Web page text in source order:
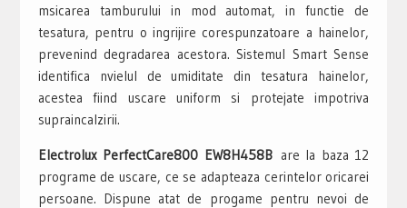
msicarea tamburului in mod automat, in functie de
tesatura, pentru o ingrijire corespunzatoare a hainelor,
prevenind degradarea acestora. Sistemul Smart Sense
identifica nvielul de umiditate din tesatura hainelor,
acestea fiind uscare uniform si protejate impotriva
supraincalzirii.
Electrolux PerfectCare800 EW8H458B are la baza 12
programe de uscare, ce se adapteaza cerintelor oricarei
persoane. Dispune atat de progame pentru nevoi de